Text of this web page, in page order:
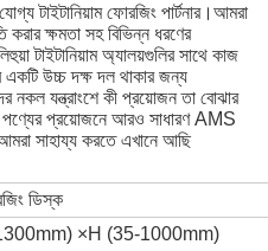
ফোরজিং পার্টনার।আমরা
করার ক্ষমতা সহ বিভিন্ন ধরণের
টাইটানিয়াম অ্যালয়গুলির সাথে কাজ
একটি উচ্চ দক্ষ দল থাকার জন্য
নকল যন্ত্রাংশে কী প্রয়োজন তা বোঝার
প্রয়োজনে আরও সাধারণ AMS
সাহায্য করতে এখানে আছি
ডিস্ক
×H (35-1000mm)